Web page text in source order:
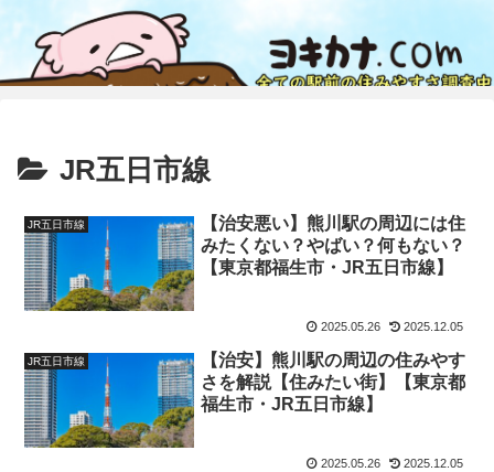
JR五日市線
JR五日市線
【治安悪い】熊川駅の周辺には住
みたくない？やばい？何もない？
【東京都福生市・JR五日市線】
2025.05.26 2025.12.05
JR五日市線
【治安】熊川駅の周辺の住みやす
さを解説【住みたい街】【東京都
福生市・JR五日市線】
2025.05.26 2025.12.05